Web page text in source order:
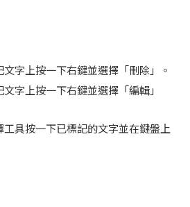
字上按一下右鍵並選擇「刪除」。
字上按一下右鍵並選擇「編輯」
工具按一下已標記的文字並在鍵盤上